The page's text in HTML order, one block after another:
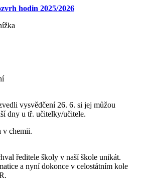
hodin 2025/2026
vysvědčení 26. 6. si jej můžou
dny u tř. učitelky/učitele.
v chemii.
ředitele školy v naší škole unikát.
a nyní dokonce v celostátním kole